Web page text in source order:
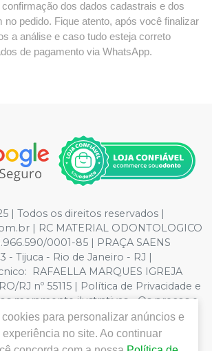
dos dados cadastrais e dos
no pedido. Fique atento, após você finalizar
a análise e caso tudo esteja correto
de pagamento via WhatsApp.
| Todos os direitos reservados |
| RC MATERIAL ODONTOLOGICO
0001-85 | PRAÇA SAENS
- Tijuca - Rio de Janeiro - RJ |
RAFAELLA MARQUES IGREJA
RJ nº 55115 | Política de Privacidade e
meramente ilustrativas - Os preços e
virtual estão sujeitos a alterações. Em
de preços no site, o valor válido é o
Não vendemos por atacado,
cookies para personalizar anúncios e
no site. Ao continuar